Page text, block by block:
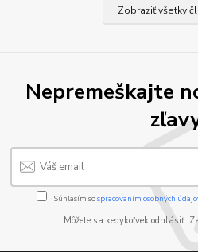
Zobraziť všetky
Nepremeškajte
Súhlasím sospracovaním osobných
Môžete sa kedykoľvek odhlásiť.